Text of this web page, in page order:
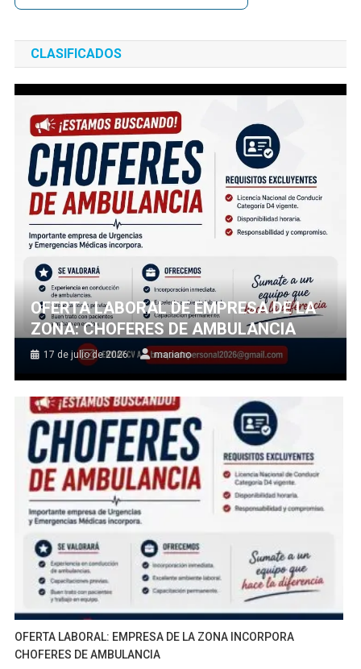
CLASIFICADOS
OFERTA LABORAL DE EMPRESA DE LA
ZONA: CHOFERES DE AMBULANCIA
17 de julio de 2026 mariano
OFERTA LABORAL: EMPRESA DE LA ZONA INCORPORA
CHOFERES DE AMBULANCIA